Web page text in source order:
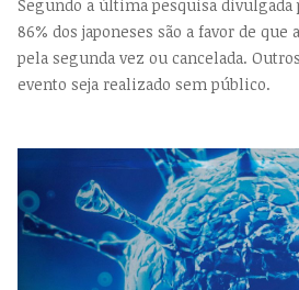
Segundo a última pesquisa divulgada
86% dos japoneses são a favor de que
pela segunda vez ou cancelada.
evento seja realizado sem público.